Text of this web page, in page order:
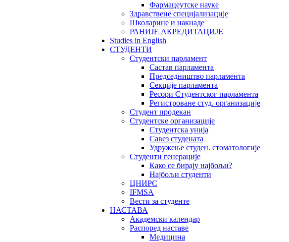
Фармацеутске науке
Здравствене специјализације
Школарине и накнаде
РАНИЈЕ АКРЕДИТАЦИЈЕ
Studies in English
СТУДЕНТИ
Студентски парламент
Састав парламента
Председништво парламента
Секције парламента
Ресори Студентског парламента
Регистроване студ. организације
Студент продекан
Студентске организације
Студентска унија
Савез студената
Удружење студен. стоматологије
Студенти генерације
Како се бирају најбољи?
Најбољи студенти
ЦНИРС
IFMSA
Вести за студенте
НАСТАВА
Академски календар
Распоред наставе
Медицина